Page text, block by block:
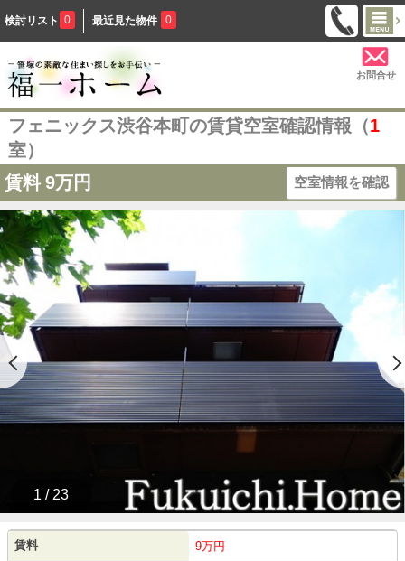
検討リスト 0 最近見た物件 0
お問合せ
フェニックス渋谷本町の賃貸空室確認情報（1
室）
賃料 9万円 空室情報を確認
1 / 23
賃料 9万円